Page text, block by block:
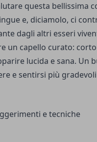
questa bellissima
e, diciamolo, ci
dagli altri esseri
un capello curato:
lucida e sana. Un
e sentirsi più
e tecniche